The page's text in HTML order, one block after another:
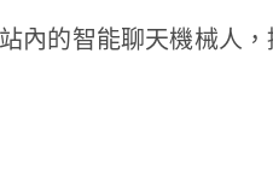
內的智能聊天機械人